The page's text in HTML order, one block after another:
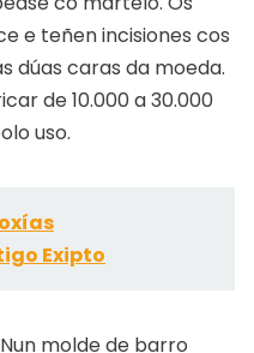
e teñen incisiones cos
dúas caras da moeda.
de 10.000 a 30.000
uso.
Exipto
Nun molde de barro